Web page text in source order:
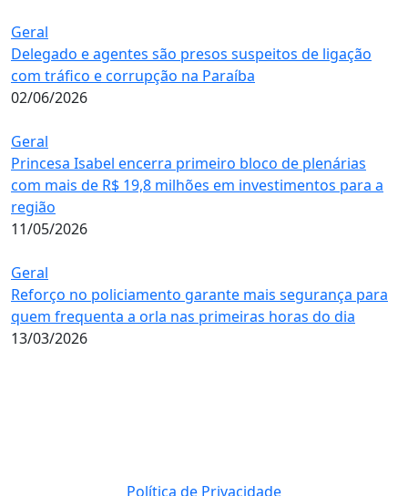
Geral
Delegado e agentes são presos suspeitos de ligação
com tráfico e corrupção na Paraíba
02/06/2026
Geral
Princesa Isabel encerra primeiro bloco de plenárias
com mais de R$ 19,8 milhões em investimentos para a
região
11/05/2026
Geral
Reforço no policiamento garante mais segurança para
quem frequenta a orla nas primeiras horas do dia
13/03/2026
Política de Privacidade